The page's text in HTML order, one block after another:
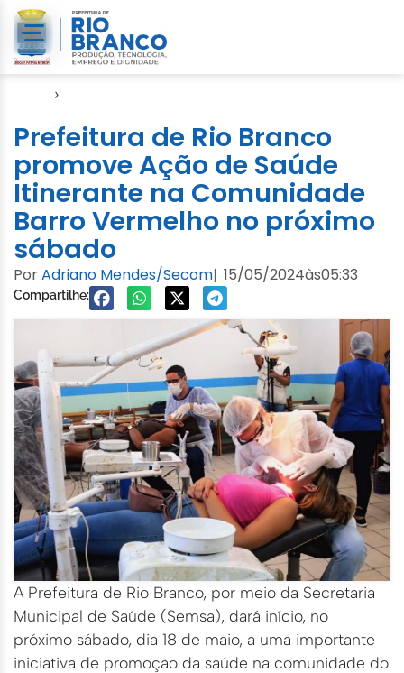
›
Prefeitura de Rio Branco
promove Ação de Saúde
Itinerante na Comunidade
Barro Vermelho no próximo
sábado
PorAdriano Mendes/Secom| 15/05/2024às05:33
Compartilhe:
A Prefeitura de Rio Branco, por meio da Secretaria
Municipal de Saúde (Semsa), dará início, no
próximo sábado, dia 18 de maio, a uma importante
iniciativa de promoção da saúde na comunidade do